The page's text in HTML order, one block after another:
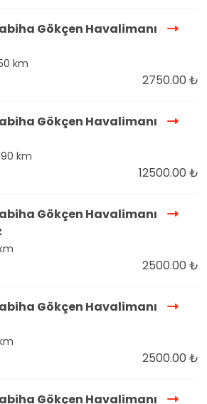
Gökçen Havalimanı
km
2750.00 ₺
Gökçen Havalimanı
km
12500.00 ₺
Gökçen Havalimanı
2500.00 ₺
Gökçen Havalimanı
2500.00 ₺
Gökçen Havalimanı